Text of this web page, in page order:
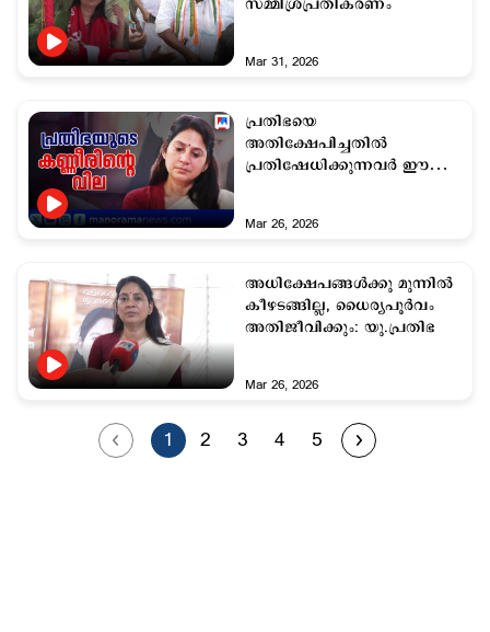
സമ്മിശ്രപ്രതികരണം
Mar 31, 2026
പ്രതിഭയെ
അതിക്ഷേപിച്ചതിൽ
പ്രതിഷേധിക്കുന്നവർ ഈ
Mar 26, 2026
അധിക്ഷേപങ്ങൾക്കു മുന്നിൽ
കീഴടങ്ങില്ല, ധൈര്യപൂർവം
അതിജീവിക്കും: യു.പ്രതിഭ
Mar 26, 2026
1 2 3 4 5